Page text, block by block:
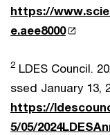
https://
e.aee8000
2 LDES Council.
ssed January 13,
https://
5/05/